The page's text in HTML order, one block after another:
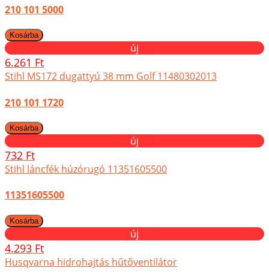
210 101 5000
új
6.261 Ft
Stihl MS172 dugattyú 38 mm Golf 11480302013
210 101 1720
új
732 Ft
Stihl láncfék húzórugó 11351605500
11351605500
új
4.293 Ft
Husqvarna hidrohajtás hűtőventilátor